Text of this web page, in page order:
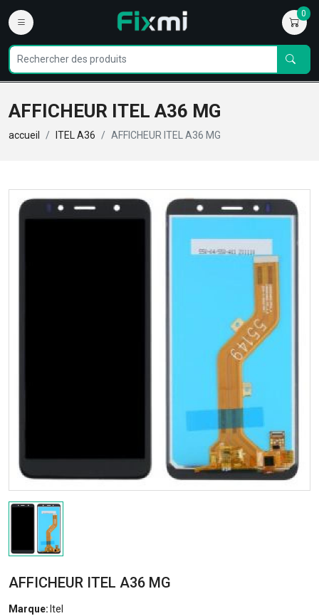
0
AFFICHEUR ITEL A36 MG
accueil ITEL A36 AFFICHEUR ITEL A36 MG
AFFICHEUR ITEL A36 MG
Marque: Itel